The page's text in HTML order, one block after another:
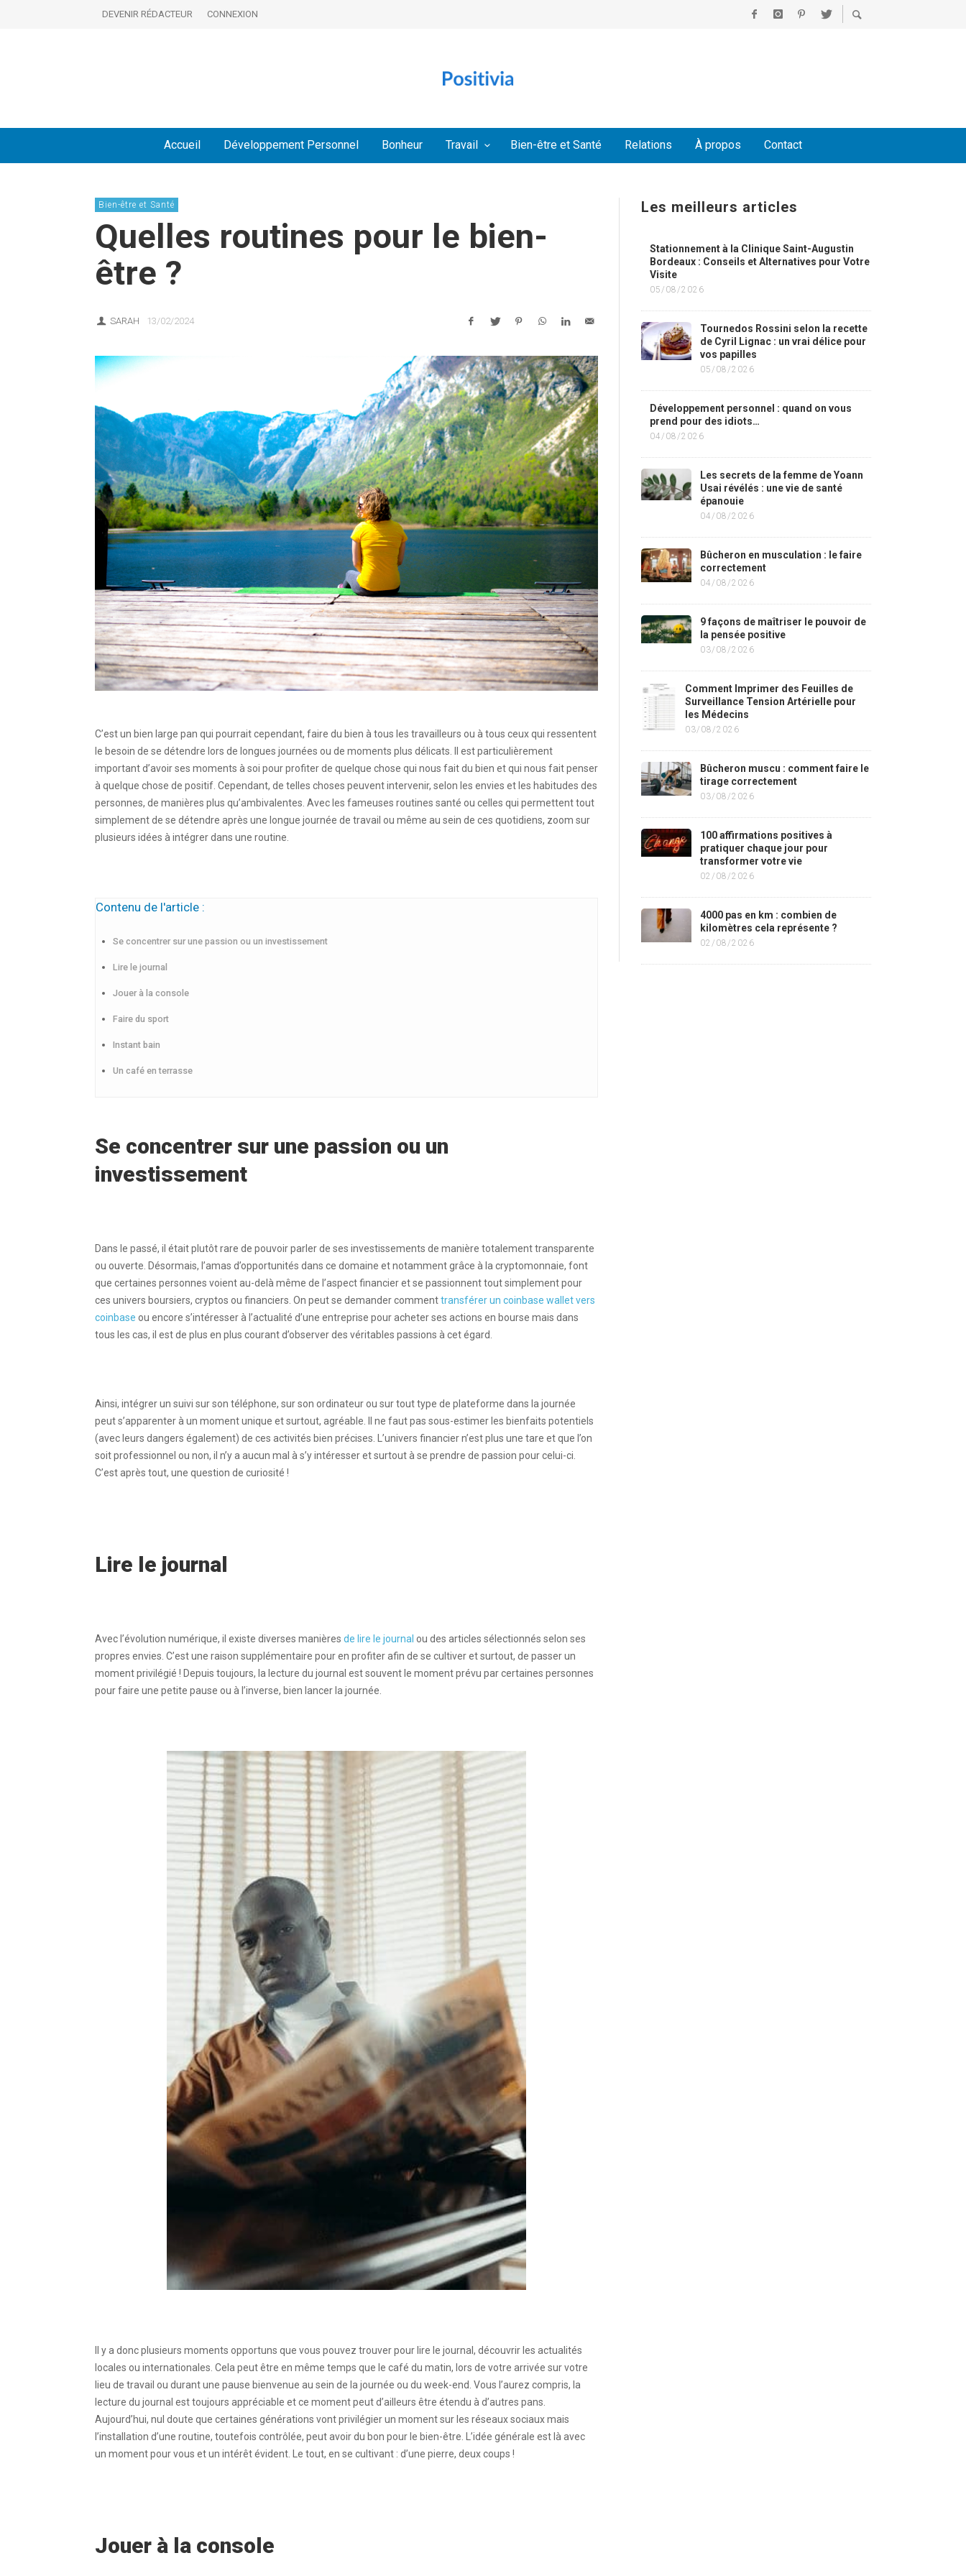
DEVENIR RÉDACTEUR CONNEXION
Accueil Développement Personnel Bonheur Travail Bien-être et Santé Relations À propos Contact
Bien-être et Santé
Quelles routines pour le bien-
être ?
SARAH 13/02/2024
C’est un bien large pan qui pourrait cependant, faire du bien à tous les travailleurs ou à tous ceux qui ressentent
le besoin de se détendre lors de longues journées ou de moments plus délicats. Il est particulièrement
important d’avoir ses moments à soi pour profiter de quelque chose qui nous fait du bien et qui nous fait penser
à quelque chose de positif. Cependant, de telles choses peuvent intervenir, selon les envies et les habitudes des
personnes, de manières plus qu’ambivalentes. Avec les fameuses routines santé ou celles qui permettent tout
simplement de se détendre après une longue journée de travail ou même au sein de ces quotidiens, zoom sur
plusieurs idées à intégrer dans une routine.
Contenu de l'article :
Se concentrer sur une passion ou un investissement
Lire le journal
Jouer à la console
Faire du sport
Instant bain
Un café en terrasse
Se concentrer sur une passion ou un
investissement
Dans le passé, il était plutôt rare de pouvoir parler de ses investissements de manière totalement transparente
ou ouverte. Désormais, l’amas d’opportunités dans ce domaine et notamment grâce à la cryptomonnaie, font
que certaines personnes voient au-delà même de l’aspect financier et se passionnent tout simplement pour
ces univers boursiers, cryptos ou financiers. On peut se demander commenttransférer un coinbase wallet vers
coinbase ou encore s’intéresser à l’actualité d’une entreprise pour acheter ses actions en bourse mais dans
tous les cas, il est de plus en plus courant d’observer des véritables passions à cet égard.
Ainsi, intégrer un suivi sur son téléphone, sur son ordinateur ou sur tout type de plateforme dans la journée
peut s’apparenter à un moment unique et surtout, agréable. Il ne faut pas sous-estimer les bienfaits potentiels
(avec leurs dangers également) de ces activités bien précises.
L’univers financier n’est plus une tare et que l’on
soit professionnel ou non, il n’y a aucun mal à s’y intéresseret surtout à se prendre de passion pour celui-ci.
C’est après tout, une question de curiosité !
Lire le journal
Avec l’évolution numérique, il existe diverses manières de lire le journal ou des articles sélectionnés selon ses
propres envies. C’est une raison supplémentaire pour en profiter afin de se cultiver et surtout, de passer un
moment privilégié ! Depuis toujours, la lecture du journal est souvent le moment prévu par certaines personnes
pour faire une petite pause ou à l’inverse, bien lancer la journée.
Il y a donc plusieurs moments opportuns que vous pouvez trouver pour lire le journal, découvrir les actualités
locales ou internationales. Cela peut être en même temps que le café du matin, lors de votre arrivée sur votre
lieu de travail ou durant une pause bienvenue au sein de la journée ou du week-end. Vous l’aurez compris, la
lecture du journal est toujours appréciable et ce moment peut d’ailleurs être étendu à d’autres pans.
Aujourd’hui, nul doute que certaines générations vont privilégier un moment sur les réseaux sociaux mais
l’installation d’une routine, toutefois contrôlée, peut avoir du bon pour le bien-être. L’idée générale est là avec
un moment pour vous et un intérêt évident. Le tout, en se cultivant : d’une pierre, deux coups !
Jouer à la console
Les meilleurs articles
Stationnement à la Clinique Saint-Augustin
Bordeaux : Conseils et Alternatives pour Votre
Visite
05/08/2026
Tournedos Rossini selon la recette
de Cyril Lignac : un vrai délice pour
vos papilles
05/08/2026
Développement personnel : quand on vous
prend pour des idiots…
04/08/2026
Les secrets de la femme de Yoann
Usai révélés : une vie de santé
épanouie
04/08/2026
Bûcheron en musculation : le faire
correctement
04/08/2026
9 façons de maîtriser le pouvoir de
la pensée positive
03/08/2026
Comment Imprimer des Feuilles de
Surveillance Tension Artérielle pour
les Médecins
03/08/2026
Bûcheron muscu : comment faire le
tirage correctement
03/08/2026
100 affirmations positives à
pratiquer chaque jour pour
transformer votre vie
02/08/2026
4000 pas en km : combien de
kilomètres cela représente ?
02/08/2026